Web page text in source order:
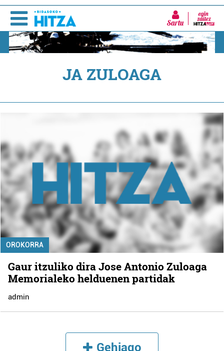
Sartu
JA ZULOAGA
OROKORRA
Gaur itzuliko dira Jose Antonio Zuloaga
Memorialeko helduenen partidak
admin
Gehiago